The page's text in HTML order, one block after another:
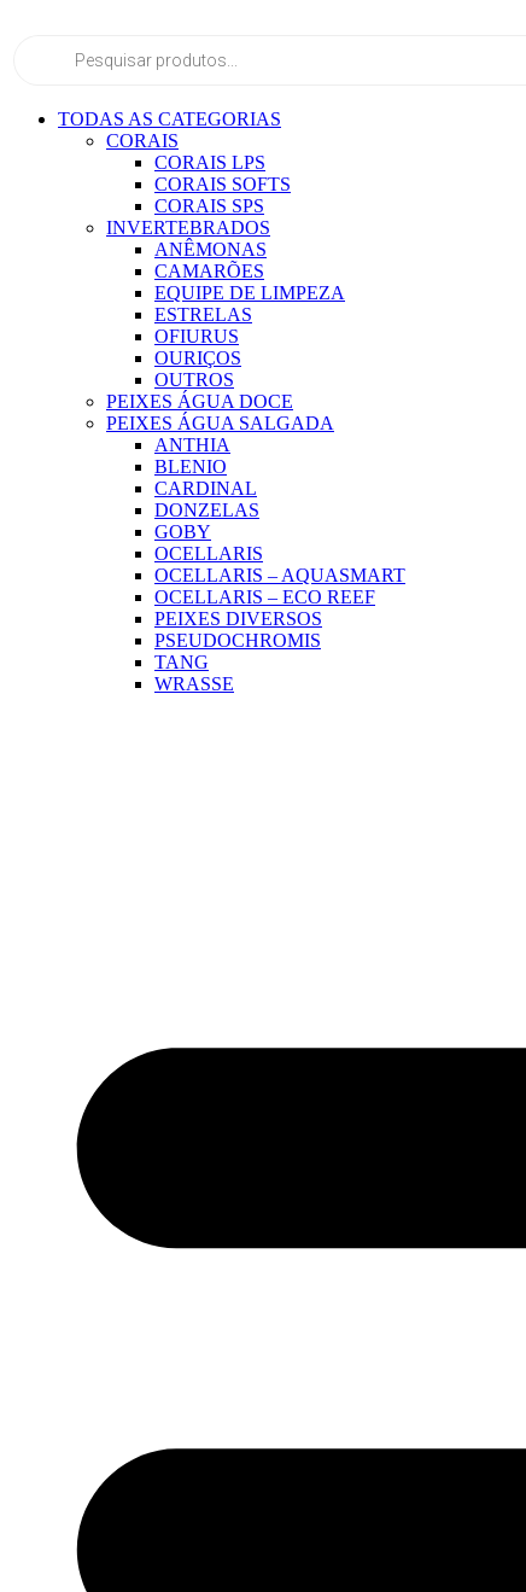
produtos
TODAS AS CATEGORIAS
CORAIS
CORAIS LPS
CORAIS SOFTS
CORAIS SPS
INVERTEBRADOS
ANÊMONAS
CAMARÕES
EQUIPE DE LIMPEZA
ESTRELAS
OFIURUS
OURIÇOS
OUTROS
PEIXES ÁGUA DOCE
PEIXES ÁGUA SALGADA
ANTHIA
BLENIO
CARDINAL
DONZELAS
GOBY
OCELLARIS
OCELLARIS – AQUASMART
OCELLARIS – ECO REEF
PEIXES DIVERSOS
PSEUDOCHROMIS
TANG
WRASSE